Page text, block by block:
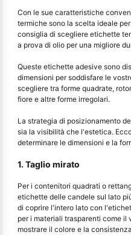
Con le sue caratteristiche
termiche sono la scelta ideale
consiglia di scegliere etichette
a prova di olio per una migliore
Queste etichette adesive sono
dimensioni per soddisfare le
scegliere tra forme quadrate,
fiore e altre forme irregolari.
La strategia di posizionamento
sia la visibilità che l'estetica.
determinare le dimensioni e la
1. Taglio mirato
Per i contenitori quadrati o
etichette delle candele sul lato
di coprire l'intero lato con
per i materiali trasparenti come
mostrare il colore e la